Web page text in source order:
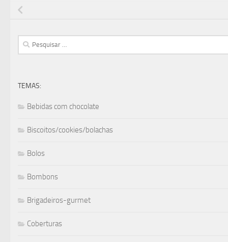
Pesquisar
por:
TEMAS:
Bebidas com chocolate
Biscoitos/cookies/bolachas
Bolos
Bombons
Brigadeiros-gurmet
Coberturas